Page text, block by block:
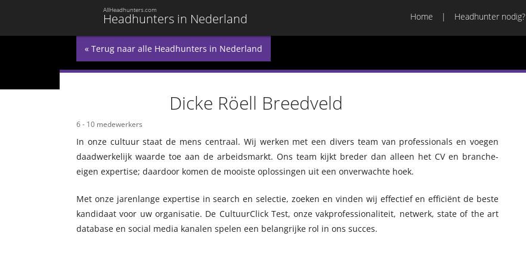
Headhunters in Nederland
AllHeadhunters.com
Home Headhunter nodig?
« Terug naar alle Headhunters in Nederland
Dicke Röell Breedveld
6 - 10 medewerkers
In onze cultuur staat de mens centraal. Wij werken met een divers team van professionals en voegen
daadwerkelijk waarde toe aan de arbeidsmarkt. Ons team kijkt breder dan alleen het CV en branche-
eigen expertise; daardoor komen de mooiste oplossingen uit een onverwachte hoek.
Met onze jarenlange expertise in search en selectie, zoeken en vinden wij effectief en efficiënt de beste
kandidaat voor uw organisatie. De CultuurClick Test, onze vakprofessionaliteit, netwerk, state of the art
database en social media kanalen spelen een belangrijke rol in ons succes.